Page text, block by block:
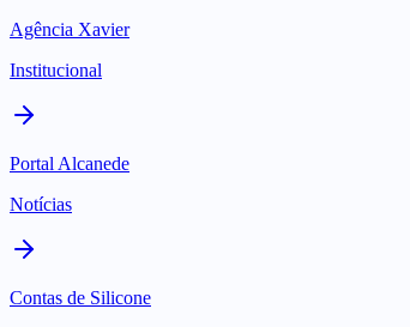
Agência Xavier
Institucional
Portal Alcanede
Notícias
Contas de Silicone